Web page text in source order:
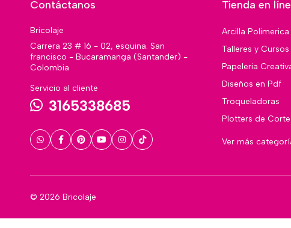
Contáctanos
Bricolaje
Carrera 23 # 16 - 02, esquina. San
francisco - Bucaramanga (Santander) -
Colombia
Servicio al cliente
3165338685
Tienda en
Arcilla Polimerica
Talleres y Cursos
Papeleria
Diseños en Pdf
Troqueladoras
Plotters de Corte
Ver más
© 2026 Bricolaje